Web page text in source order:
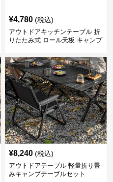
¥4,780 (税込)
アウトドアキッチンテーブル 折
りたたみ式 ロール天板 キャンプ
¥8,240 (税込)
アウトドアテーブル 軽量折り畳
みキャンプテーブルセット